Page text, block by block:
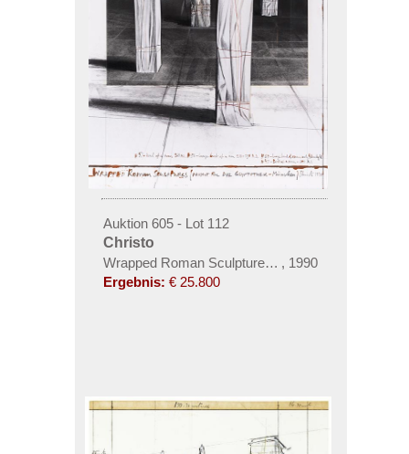
Auktion 605 - Lot 112
Christo
Wrapped Roman Sculptures (Project for Die
, 1990
Ergebnis: € 25.800